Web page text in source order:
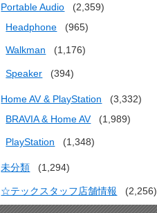
Portable Audio
(2,359)
Headphone
(965)
Walkman (1,176)
Speaker (394)
Home AV & PlayStation
(3,332)
BRAVIA & Home AV
(1,989)
PlayStation (1,348)
未分類 (1,294)
☆テックスタッフ店舗情報 (2,256)